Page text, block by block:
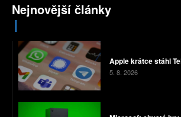
Nejnovější články
Apple krátce stáhl
5. 8. 2026